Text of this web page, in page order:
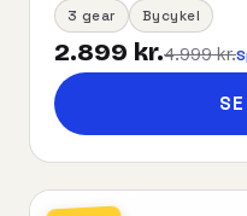
3 gear Bycykel
2.899 kr.4.999 kr.